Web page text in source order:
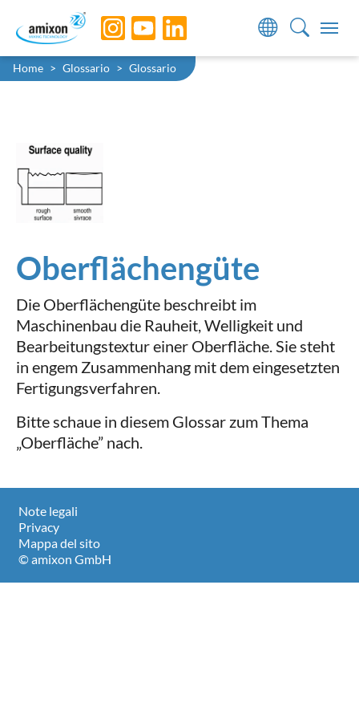
Skip to main navigation
Skip to main content
Skip to page footer
You are here:
Home Glossario Glossario
Oberflächengüte
Die Oberflächengüte beschreibt im
Maschinenbau die Rauheit, Welligkeit und
Bearbeitungstextur einer Oberfläche. Sie steht
in engem Zusammenhang mit dem eingesetzten
Fertigungsverfahren.
Bitte schaue in diesem Glossar zum Thema
„Oberfläche” nach.
Note legali
Privacy
Mappa del sito
© amixon GmbH